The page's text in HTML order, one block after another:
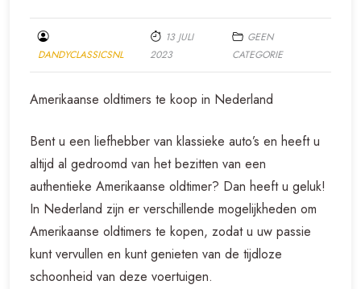
DANDYCLASSICSNL
13 JULI
2023
GEEN
CATEGORIE
Amerikaanse oldtimers te koop in Nederland
Bent u een liefhebber van klassieke auto’s en heeft u
altijd al gedroomd van het bezitten van een
authentieke Amerikaanse oldtimer? Dan heeft u geluk!
In Nederland zijn er verschillende mogelijkheden om
Amerikaanse oldtimers te kopen, zodat u uw passie
kunt vervullen en kunt genieten van de tijdloze
schoonheid van deze voertuigen.